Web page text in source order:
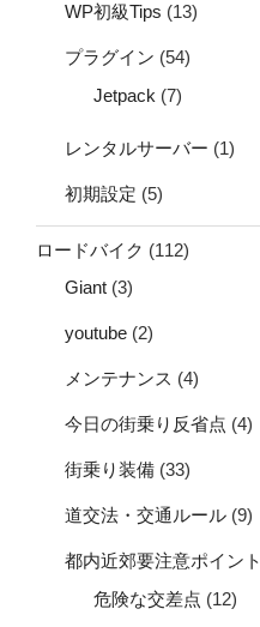
WP初級Tips (13)
プラグイン (54)
Jetpack (7)
レンタルサーバー (1)
初期設定 (5)
ロードバイク (112)
Giant (3)
youtube (2)
メンテナンス (4)
今日の街乗り反省点 (4)
街乗り装備 (33)
道交法・交通ルール (9)
都内近郊要注意ポイント
危険な交差点 (12)